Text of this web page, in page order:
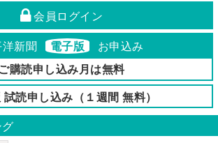
会員ログイン
新聞 電子版
お申込み
ご購読申し込み月は無料
試読申し込み（１週間 無料）